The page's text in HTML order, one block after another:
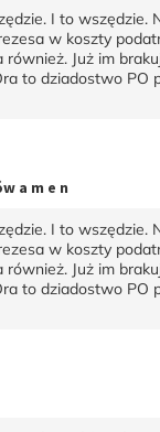
I to wszędzie.
w koszty
również. Już im
to dziadostwo PO
a m e n
I to wszędzie.
w koszty
również. Już im
to dziadostwo PO